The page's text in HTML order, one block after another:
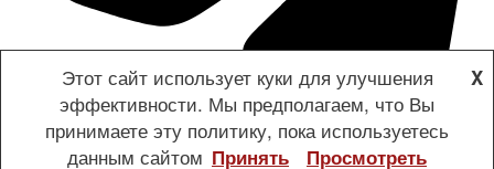
Этот сайт использует куки для улучшения
эффективности. Мы предполагаем, что Вы
принимаете эту политику, пока используетесь
данным сайтом
X
Принять Просмотреть